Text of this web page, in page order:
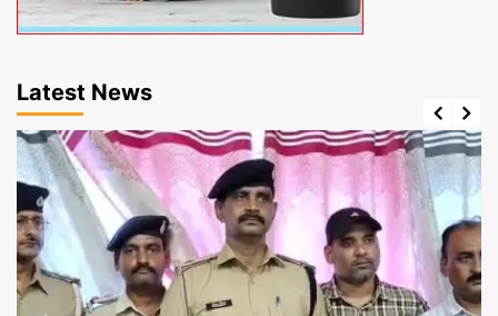
Latest News